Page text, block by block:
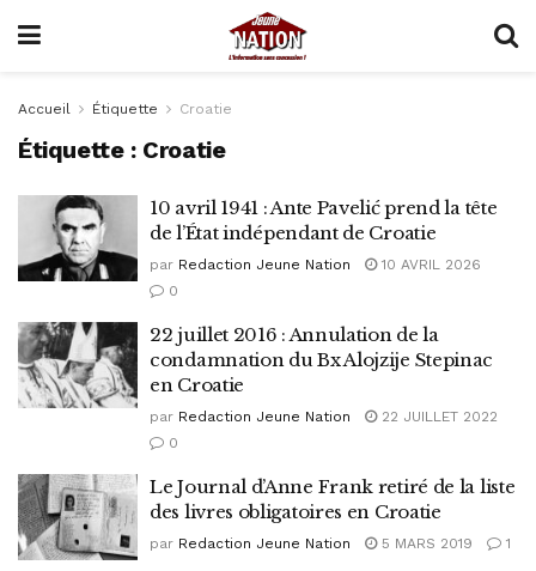
Accueil Étiquette Croatie
Étiquette : Croatie
10 avril 1941 : Ante Pavelić prend la tête
de l’État indépendant de Croatie
par Redaction Jeune Nation
10 AVRIL 2026
0
22 juillet 2016 : Annulation de la
condamnation du Bx Alojzije Stepinac
en Croatie
par Redaction Jeune Nation
22 JUILLET 2022
0
Le Journal d’Anne Frank retiré de la liste
des livres obligatoires en Croatie
par Redaction Jeune Nation 5 MARS 2019 1